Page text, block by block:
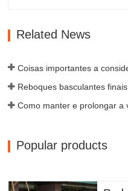
Related News
Popular products